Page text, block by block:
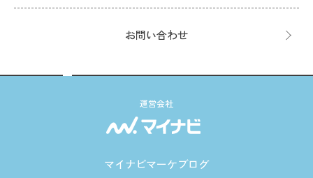
お問い合わせ
運営会社
マイナビマーケブログ